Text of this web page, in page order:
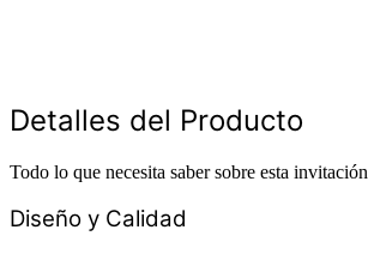
Detalles del Producto
Todo lo que necesita saber sobre esta invitación
Diseño y Calidad